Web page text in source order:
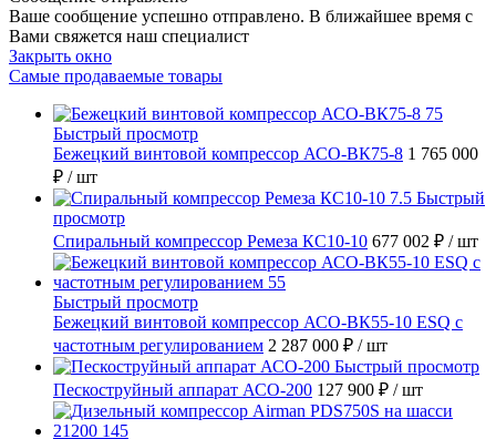
Ваше сообщение успешно отправлено. В ближайшее время с
Вами свяжется наш специалист
Закрыть окно
Самые продаваемые товары
Быстрый просмотр
Бежецкий винтовой компрессор АСО-ВК75-8 1 765 000
₽ / шт
Быстрый
просмотр
Спиральный компрессор Ремеза КС10-10 677 002 ₽ / шт
Быстрый просмотр
Бежецкий винтовой компрессор АСО-ВК55-10 ESQ с
частотным регулированием 2 287 000 ₽ / шт
Быстрый просмотр
Пескоструйный аппарат АСО-200 127 900 ₽ / шт